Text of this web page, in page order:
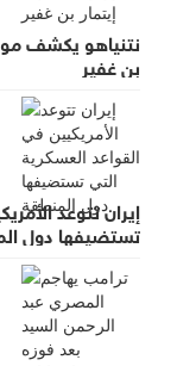
نتنياهو يكشف
بن غفير
إيران تتوعد
تستضيفها دول